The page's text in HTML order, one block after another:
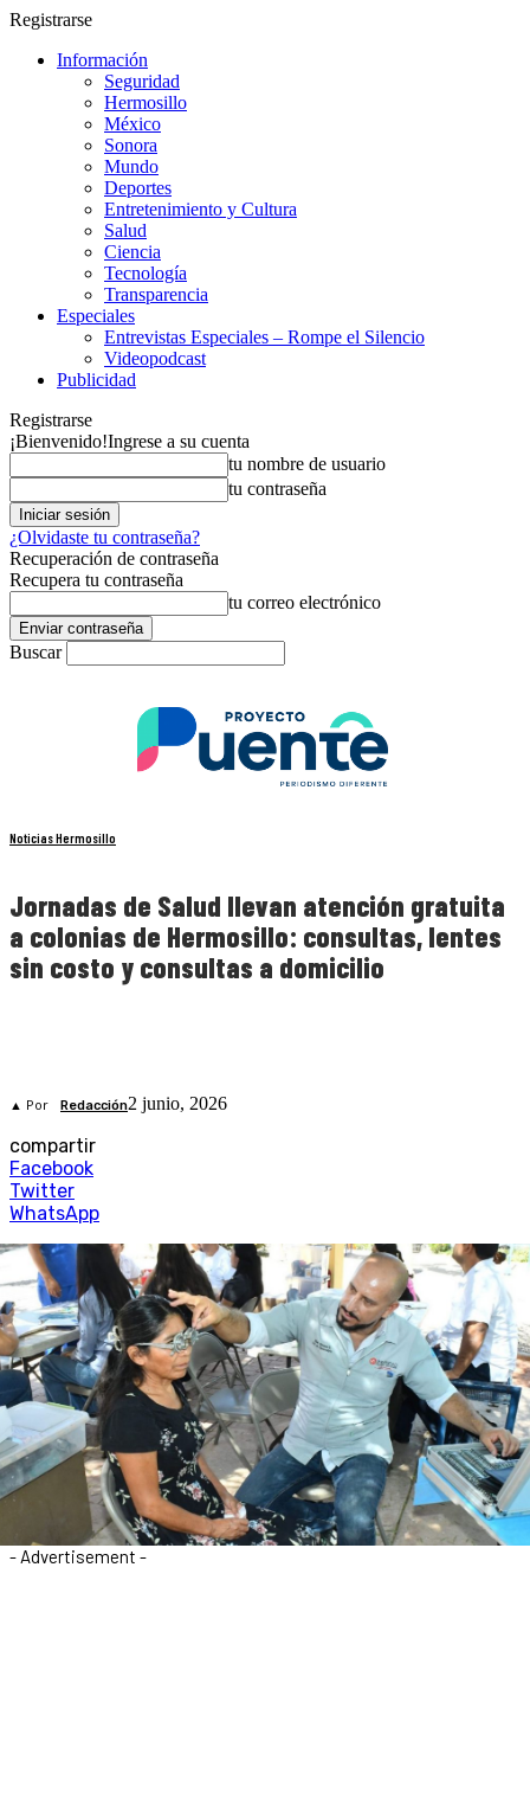
Registrarse
Información
Seguridad
Hermosillo
México
Sonora
Mundo
Deportes
Entretenimiento y Cultura
Salud
Ciencia
Tecnología
Transparencia
Especiales
Entrevistas Especiales – Rompe el Silencio
Videopodcast
Publicidad
Registrarse
¡Bienvenido!Ingrese a su cuenta
tu nombre de usuario
tu contraseña
¿Olvidaste tu contraseña?
Recuperación de contraseña
Recupera tu contraseña
tu correo electrónico
Buscar
Noticias Hermosillo
Jornadas de Salud llevan atención gratuita
a colonias de Hermosillo: consultas, lentes
sin costo y consultas a domicilio
▲ Por Redacción2 junio, 2026
compartir
Facebook
Twitter
WhatsApp
- Advertisement -